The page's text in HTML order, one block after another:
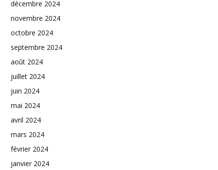
décembre 2024
novembre 2024
octobre 2024
septembre 2024
août 2024
juillet 2024
juin 2024
mai 2024
avril 2024
mars 2024
février 2024
janvier 2024